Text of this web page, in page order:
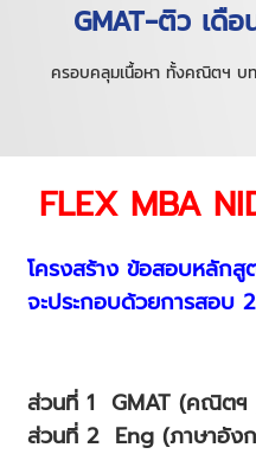
GMAT-ติว เดื
ครอบคลุมเนื้อหา ทั้งคณิตฯ บท
FLEX MBA
โครงสร้าง ข้อสอบหลัก
จะประกอบด้วยการสอบ
ส่วนที่ 1 GMAT (คณิตฯ
ส่วนที่ 2 Eng (ภาษาอัง